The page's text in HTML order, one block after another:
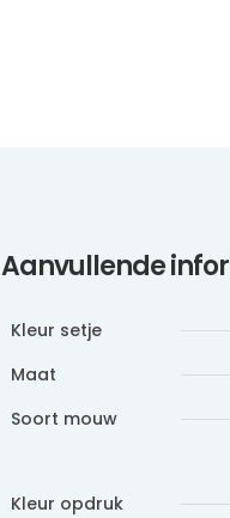
Aanvullende
Kleur setje
Maat
Soort mouw
Kleur opdruk